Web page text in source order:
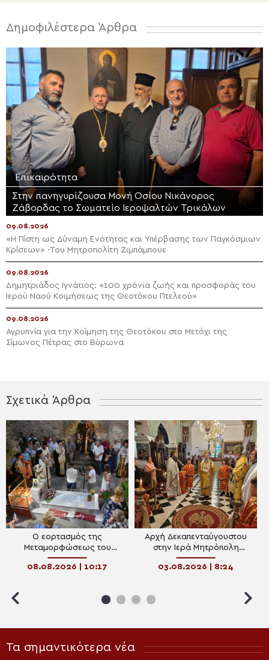
Δημοφιλέστερα Άρθρα
Επικαιρότητα
Στην πανηγυρίζουσα Μονή Οσίου Νικάνορος
Ζάβορδας το Σωματείο Ιεροψαλτών Τρικάλων
09.08.2026
«Η Πίστη ως Δύναμη Ενότητας και Υπέρβασης των Παγκόσμιων
Κρίσεων» -Του Μητροπολίτη Ζιμπάμπουε
09.08.2026
Δημητριάδος Ιγνάτιος: «100 χρόνια ζωής και προσφοράς του
Ιερού Ναού Κοιμήσεως της Θεοτόκου Πτελεού»
09.08.2026
Αγρυπνία για την Κοίμηση της Θεοτόκου στο Μετόχι της
Σίμωνος Πέτρας στο Βύρωνα
Σχετικά Άρθρα
Ο εορτασμός της
Μεταμορφώσεως του
Σωτήρος στην Ιερά Μονή
Οσίου Δαυΐδ
08.08.2026 | 10:17
Αρχή Δεκαπενταύγουστου
στην Ιερά Μητρόπολη
Χαλκίδος
03.08.2026 | 8:24
Τα σημαντικότερα νέα